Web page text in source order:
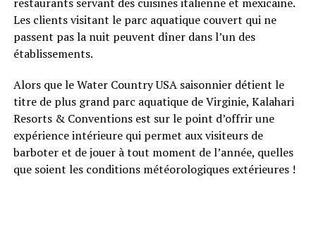
Les clients visitant le parc aquatique couvert qui ne
passent pas la nuit peuvent dîner dans l’un des
établissements.
Alors que le Water Country USA saisonnier détient le
titre de plus grand parc aquatique de Virginie, Kalahari
Resorts & Conventions est sur le point d’offrir une
expérience intérieure qui permet aux visiteurs de
barboter et de jouer à tout moment de l’année, quelles
que soient les conditions météorologiques extérieures !